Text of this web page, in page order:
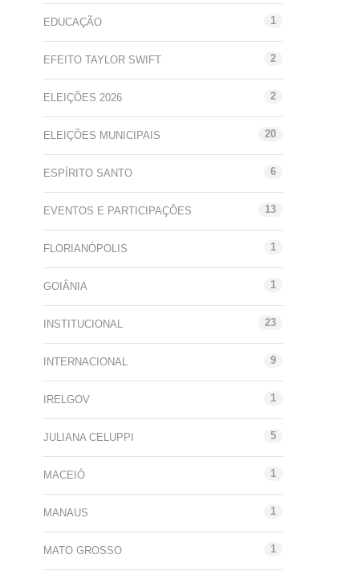
EDUCAÇÃO 1
EFEITO TAYLOR SWIFT 2
ELEIÇÕES 2026 2
ELEIÇÕES MUNICIPAIS 20
ESPÍRITO SANTO 6
EVENTOS E PARTICIPAÇÕES 13
FLORIANÓPOLIS 1
GOIÂNIA 1
INSTITUCIONAL 23
INTERNACIONAL 9
IRELGOV 1
JULIANA CELUPPI 5
MACEIÓ 1
MANAUS 1
MATO GROSSO 1